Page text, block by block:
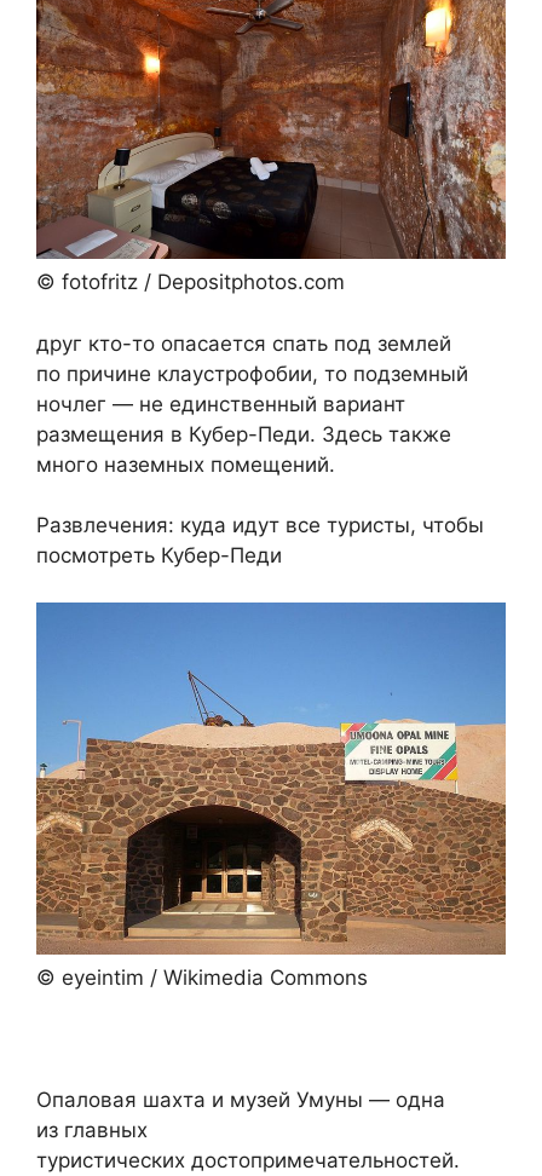
© fotofritz / Depositphotos.com
друг кто-то опасается спать под землей
по причине клаустрофобии, то подземный
ночлег — не единственный вариант
размещения в Кубер-Педи. Здесь также
много наземных помещений.
Развлечения: куда идут все туристы, чтобы
посмотреть Кубер-Педи
© eyeintim / Wikimedia Commons
Опаловая шахта и музей Умуны — одна
из главных
туристических достопримечательностей.